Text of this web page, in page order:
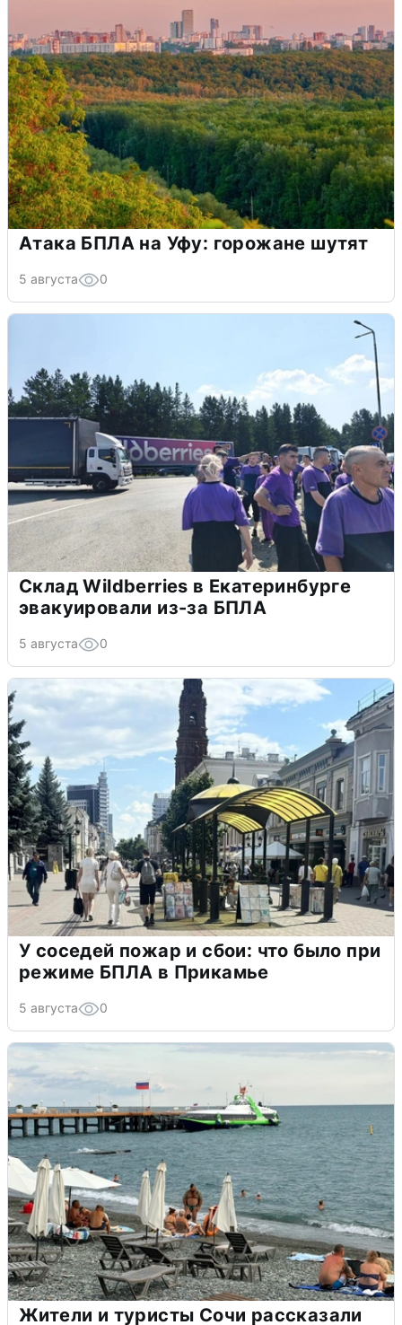
Атака БПЛА на Уфу: горожане шутят
5 августа 0
Склад Wildberries в Екатеринбурге
эвакуировали из-за БПЛА
5 августа 0
У соседей пожар и сбои: что было при
режиме БПЛА в Прикамье
5 августа 0
Жители и туристы Сочи рассказали